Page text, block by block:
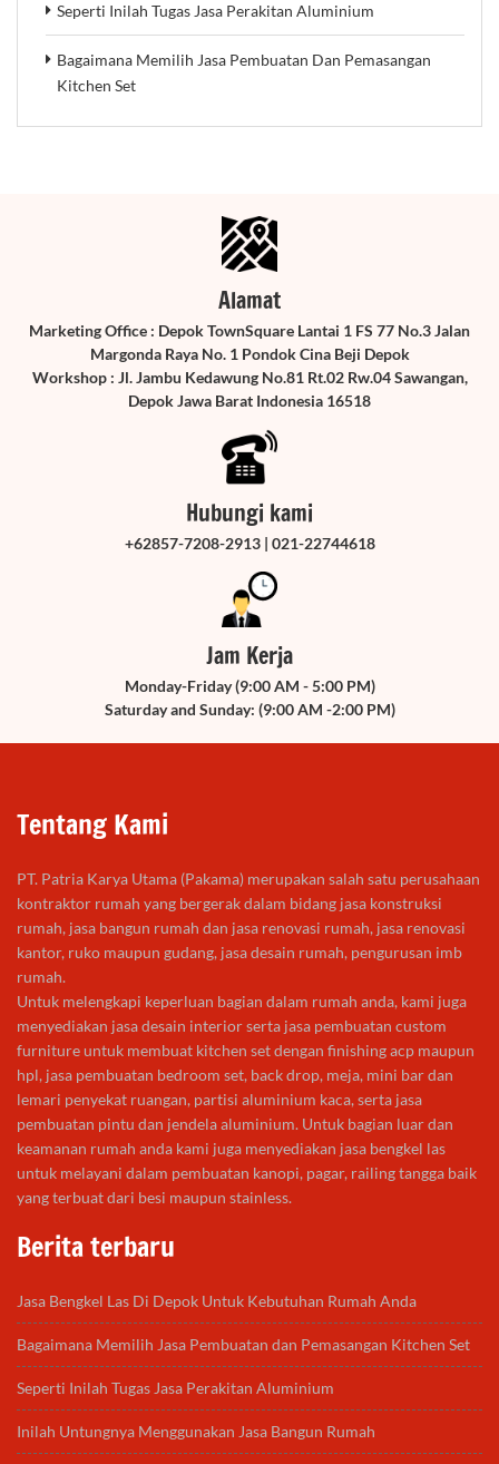
Seperti Inilah Tugas Jasa Perakitan Aluminium
Bagaimana Memilih Jasa Pembuatan Dan Pemasangan
Kitchen Set
Alamat
Marketing Office : Depok TownSquare Lantai 1 FS 77 No.3 Jalan
Margonda Raya No. 1 Pondok Cina Beji Depok
Workshop : Jl. Jambu Kedawung No.81 Rt.02 Rw.04 Sawangan,
Depok Jawa Barat Indonesia 16518
Hubungi kami
+62857-7208-2913 | 021-22744618
Jam Kerja
Monday-Friday (9:00 AM - 5:00 PM)
Saturday and Sunday: (9:00 AM -2:00 PM)
Tentang Kami
PT. Patria Karya Utama (Pakama) merupakan salah satu perusahaan
kontraktor rumah yang bergerak dalam bidang jasa konstruksi
rumah, jasa bangun rumah dan jasa renovasi rumah, jasa renovasi
kantor, ruko maupun gudang, jasa desain rumah, pengurusan imb
rumah.
Untuk melengkapi keperluan bagian dalam rumah anda, kami juga
menyediakan jasa desain interior serta jasa pembuatan custom
furniture untuk membuat kitchen set dengan finishing acp maupun
hpl, jasa pembuatan bedroom set, back drop, meja, mini bar dan
lemari penyekat ruangan, partisi aluminium kaca, serta jasa
pembuatan pintu dan jendela aluminium. Untuk bagian luar dan
keamanan rumah anda kami juga menyediakan jasa bengkel las
untuk melayani dalam pembuatan kanopi, pagar, railing tangga baik
yang terbuat dari besi maupun stainless.
Berita terbaru
Jasa Bengkel Las Di Depok Untuk Kebutuhan Rumah Anda
Bagaimana Memilih Jasa Pembuatan dan Pemasangan Kitchen Set
Seperti Inilah Tugas Jasa Perakitan Aluminium
Inilah Untungnya Menggunakan Jasa Bangun Rumah